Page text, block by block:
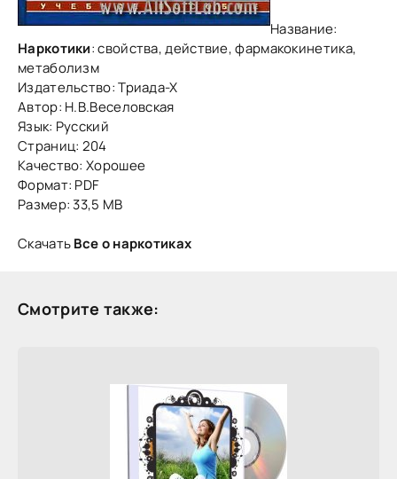
Название:
Наркотики: свойства, действие, фармакокинетика,
метаболизм
Издательство: Триада-Х
Автор: Н.В.Веселовская
Язык: Русский
Страниц: 204
Качество: Хорошее
Формат: PDF
Размер: 33,5 MB
СкачатьВсе о наркотиках
Смотрите также: